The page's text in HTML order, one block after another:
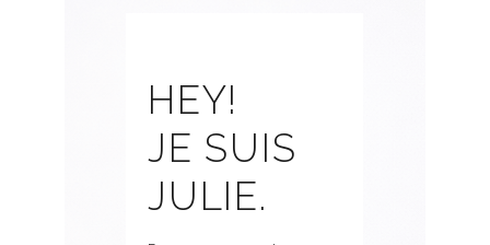
HEY!
JE SUIS
JULIE.